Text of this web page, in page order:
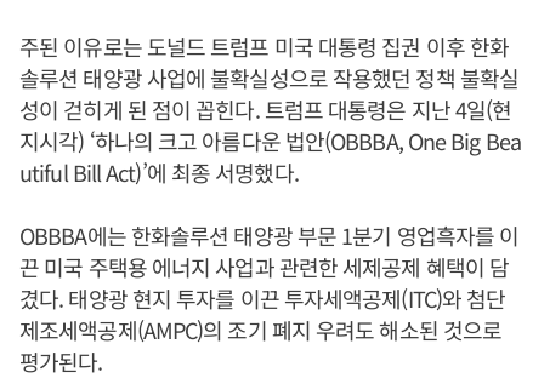
주된 이유로는 도널드 트럼프 미국 대통령 집권 이후 한화
솔루션 태양광 사업에 불확실성으로 작용했던 정책 불확실
성이 걷히게 된 점이 꼽힌다. 트럼프 대통령은 지난 4일(현
지시각) ‘하나의 크고 아름다운 법안(OBBBA, One Big Bea
utiful Bill Act)’에 최종 서명했다.
OBBBA에는 한화솔루션 태양광 부문 1분기 영업흑자를 이
끈 미국 주택용 에너지 사업과 관련한 세제공제 혜택이 담
겼다. 태양광 현지 투자를 이끈 투자세액공제(ITC)와 첨단
제조세액공제(AMPC)의 조기 폐지 우려도 해소된 것으로
평가된다.